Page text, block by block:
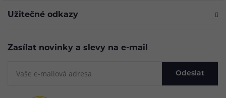
Užitečné odkazy
Zasílat novinky a slevy na e-mail
Odeslat